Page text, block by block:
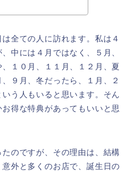
全ての人に訪れます。私は４
中には４月ではなく、５月、
１０月、１１月、１２月、夏
９月、冬だったら、１月、２
う人もいると思います。そん
得な特典があってもいいと思
のですが、その理由は、結構
外と多くのお店で、誕生日の